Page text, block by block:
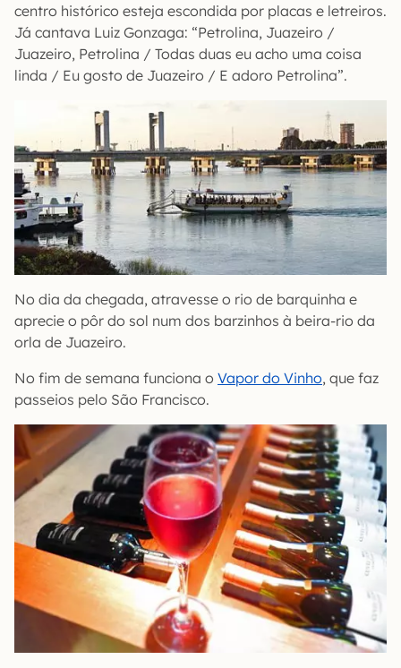
centro histórico esteja escondida por placas e letreiros.
Já cantava Luiz Gonzaga: “Petrolina, Juazeiro /
Juazeiro, Petrolina / Todas duas eu acho uma coisa
linda / Eu gosto de Juazeiro / E adoro Petrolina”.
No dia da chegada, atravesse o rio de barquinha e
aprecie o pôr do sol num dos barzinhos à beira-rio da
orla de Juazeiro.
No fim de semana funciona o Vapor do Vinho, que faz
passeios pelo São Francisco.